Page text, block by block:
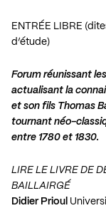
ENTRÉE LIBRE
d’étude)
Forum réunissant
actualisant la
et son fils Thomas
tournant néo-
entre 1780 et 1830.
LIRE LE LIVRE DE
BAILLAIRGÉ
Didier Prioul